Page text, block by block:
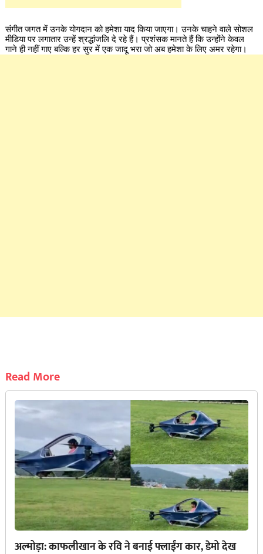
संगीत जगत में उनके योगदान को हमेशा याद किया जाएगा। उनके चाहने वाले सोशल
मीडिया पर लगातार उन्हें श्रद्धांजलि दे रहे हैं। प्रशंसक मानते हैं कि उन्होंने केवल
गाने ही नहीं गाए बल्कि हर सुर में एक जादू भरा जो अब हमेशा के लिए अमर रहेगा।
Read More
अल्मोड़ा: काफलीखान के रवि ने बनाई फ्लाईंग कार, डेमो देख